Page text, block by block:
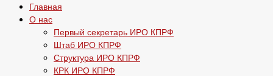
Главная
О нас
Первый секретарь ИРО КПРФ
Штаб ИРО КПРФ
Структура ИРО КПРФ
КРК ИРО КПРФ